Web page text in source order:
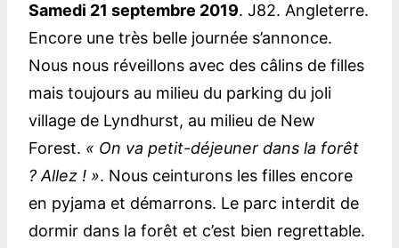
Samedi 21 septembre 2019. J82. Angleterre.
Encore une très belle journée s’annonce.
Nous nous réveillons avec des câlins de filles
mais toujours au milieu du parking du joli
village de Lyndhurst, au milieu de New
Forest. « On va petit-déjeuner dans la forêt
? Allez ! ». Nous ceinturons les filles encore
en pyjama et démarrons. Le parc interdit de
dormir dans la forêt et c’est bien regrettable.